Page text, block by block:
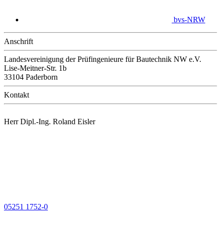
bvs-NRW
Anschrift
Landesvereinigung der Prüfingenieure für Bautechnik NW e.V.
Lise-Meitner-Str. 1b
33104 Paderborn
Kontakt
Herr Dipl.-Ing. Roland Eisler
05251 1752-0